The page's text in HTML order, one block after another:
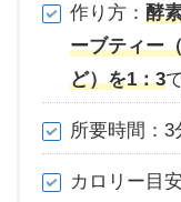
作り方： 酵
ーブティー
ど）を1：3
所要時間：3
カロリー目安